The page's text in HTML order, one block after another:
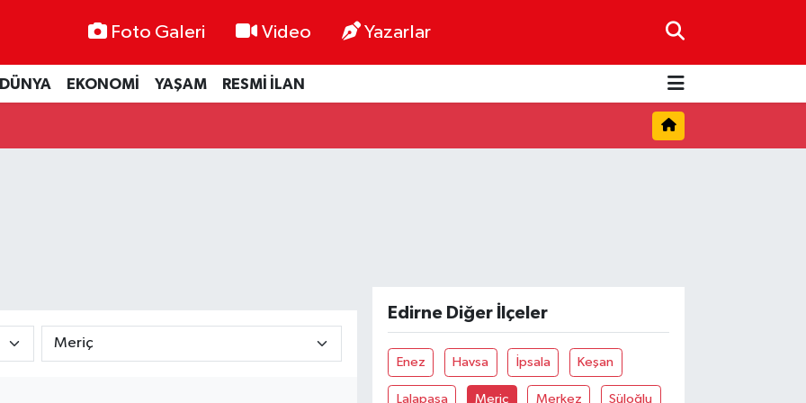
Foto Galeri Video Yazarlar
DÜNYA EKONOMİ YAŞAM RESMİ İLAN
Edirne Diğer İlçeler
Enez Havsa İpsala Keşan
Lalapaşa Meriç Merkez Süloğlu